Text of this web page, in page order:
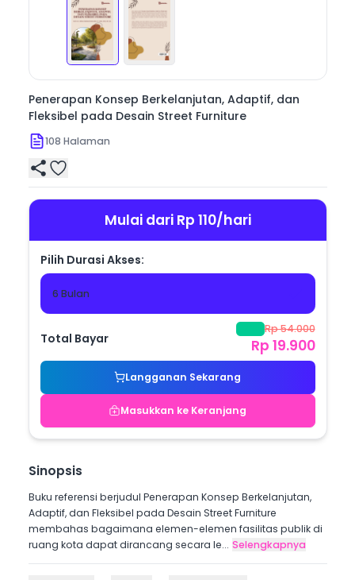
Penerapan Konsep Berkelanjutan, Adaptif, dan
Fleksibel pada Desain Street Furniture
108 Halaman
Mulai dari Rp 110/hari
Pilih Durasi Akses:
6 Bulan
Total Bayar
Rp 54.000
Rp 19.900
Langganan Sekarang
Masukkan ke Keranjang
Sinopsis
Buku referensi berjudul Penerapan Konsep Berkelanjutan,
Adaptif, dan Fleksibel pada Desain Street Furniture
membahas bagaimana elemen-elemen fasilitas publik di
ruang kota dapat dirancang secara le... Selengkapnya
sehingga dapat menjadi sumber inspirasi bagi siapa
saja yang tertarik pada desain kota yang lebih